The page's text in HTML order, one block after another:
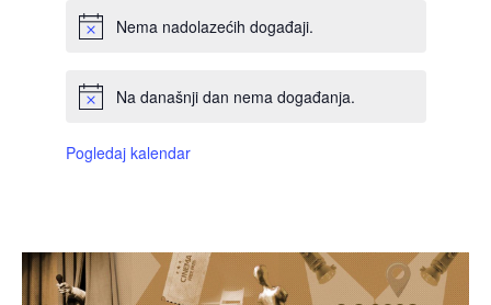
Nema nadolazećih događaji.
Na današnji dan nema događanja.
Pogledaj kalendar